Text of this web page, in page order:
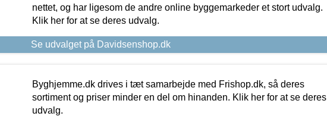
nettet, og har ligesom de andre online byggemarkeder et stort udvalg.
Klik her for at se deres udvalg.
Se udvalget på Davidsenshop.dk
Byghjemme.dk drives i tæt samarbejde med Frishop.dk, så deres
sortiment og priser minder en del om hinanden. Klik her for at se deres
udvalg.